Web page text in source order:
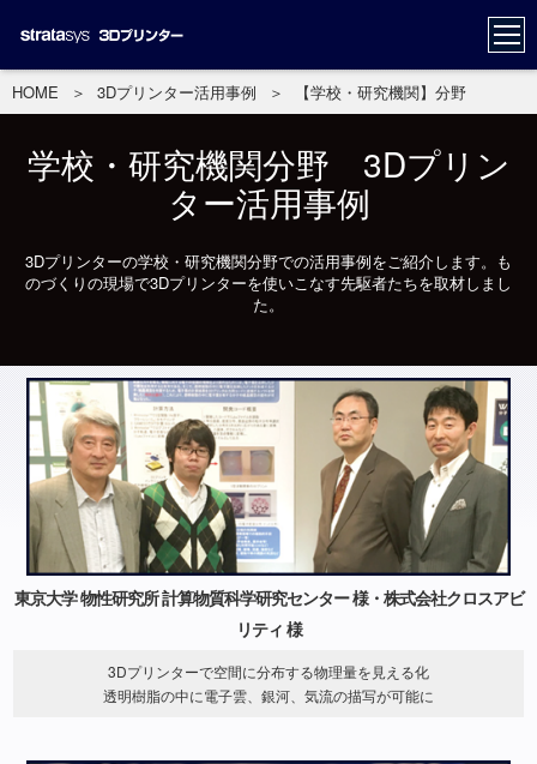
HOME ＞ 3Dプリンター活用事例 ＞ 【学校・研究機関】分野
学校・研究機関分野 3Dプリン
ター活用事例
3Dプリンターの学校・研究機関分野での活用事例をご紹介します。も
のづくりの現場で3Dプリンターを使いこなす先駆者たちを取材しまし
た。
東京大学 物性研究所 計算物質科学研究センター 様・株式会社クロスアビ
リティ 様
3Dプリンターで空間に分布する物理量を見える化
透明樹脂の中に電子雲、銀河、気流の描写が可能に